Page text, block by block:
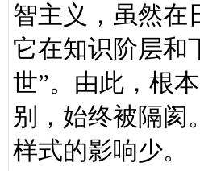
智主义，虽然在
它在知识阶层和
世”。由此，根
别，始终被隔阂
样式的影响少。